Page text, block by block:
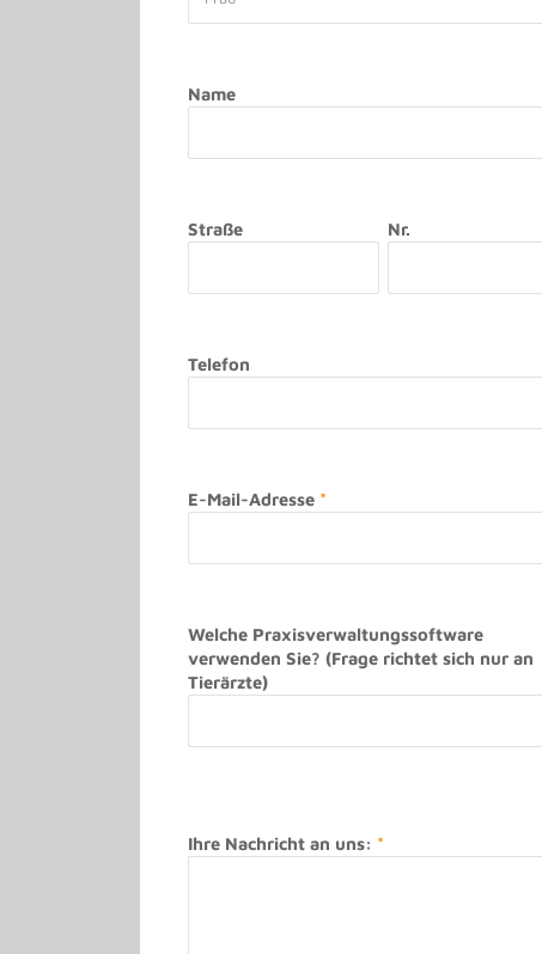
Name
Straße Nr.
Telefon
E-Mail-Adresse *
Welche Praxisverwaltungssoftware
verwenden Sie? (Frage richtet sich nur an
Tierärzte)
Ihre Nachricht an uns: *